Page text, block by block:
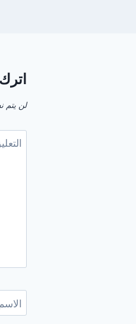
لن يتم
الاسم